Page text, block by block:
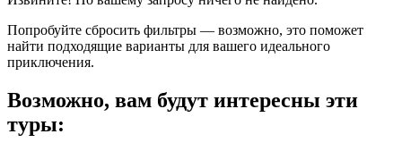
Попробуйте сбросить фильтры — возможно, это поможет
найти подходящие варианты для вашего идеального
приключения.
Возможно, вам будут интересны эти
туры: